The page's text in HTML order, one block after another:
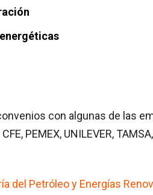
con algunas de las
PEMEX, UNILEVER,
del Petróleo y Energías